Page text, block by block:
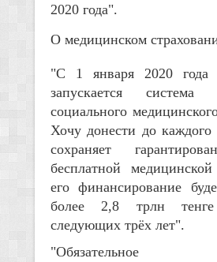
2020 года".
О медицинском
"С 1 января 2020 года
запускается система
социального
Хочу донести до каждого
сохраняет
бесплатной
его финансирование
более 2,8 трлн
следующих трёх лет".
"Обязательное